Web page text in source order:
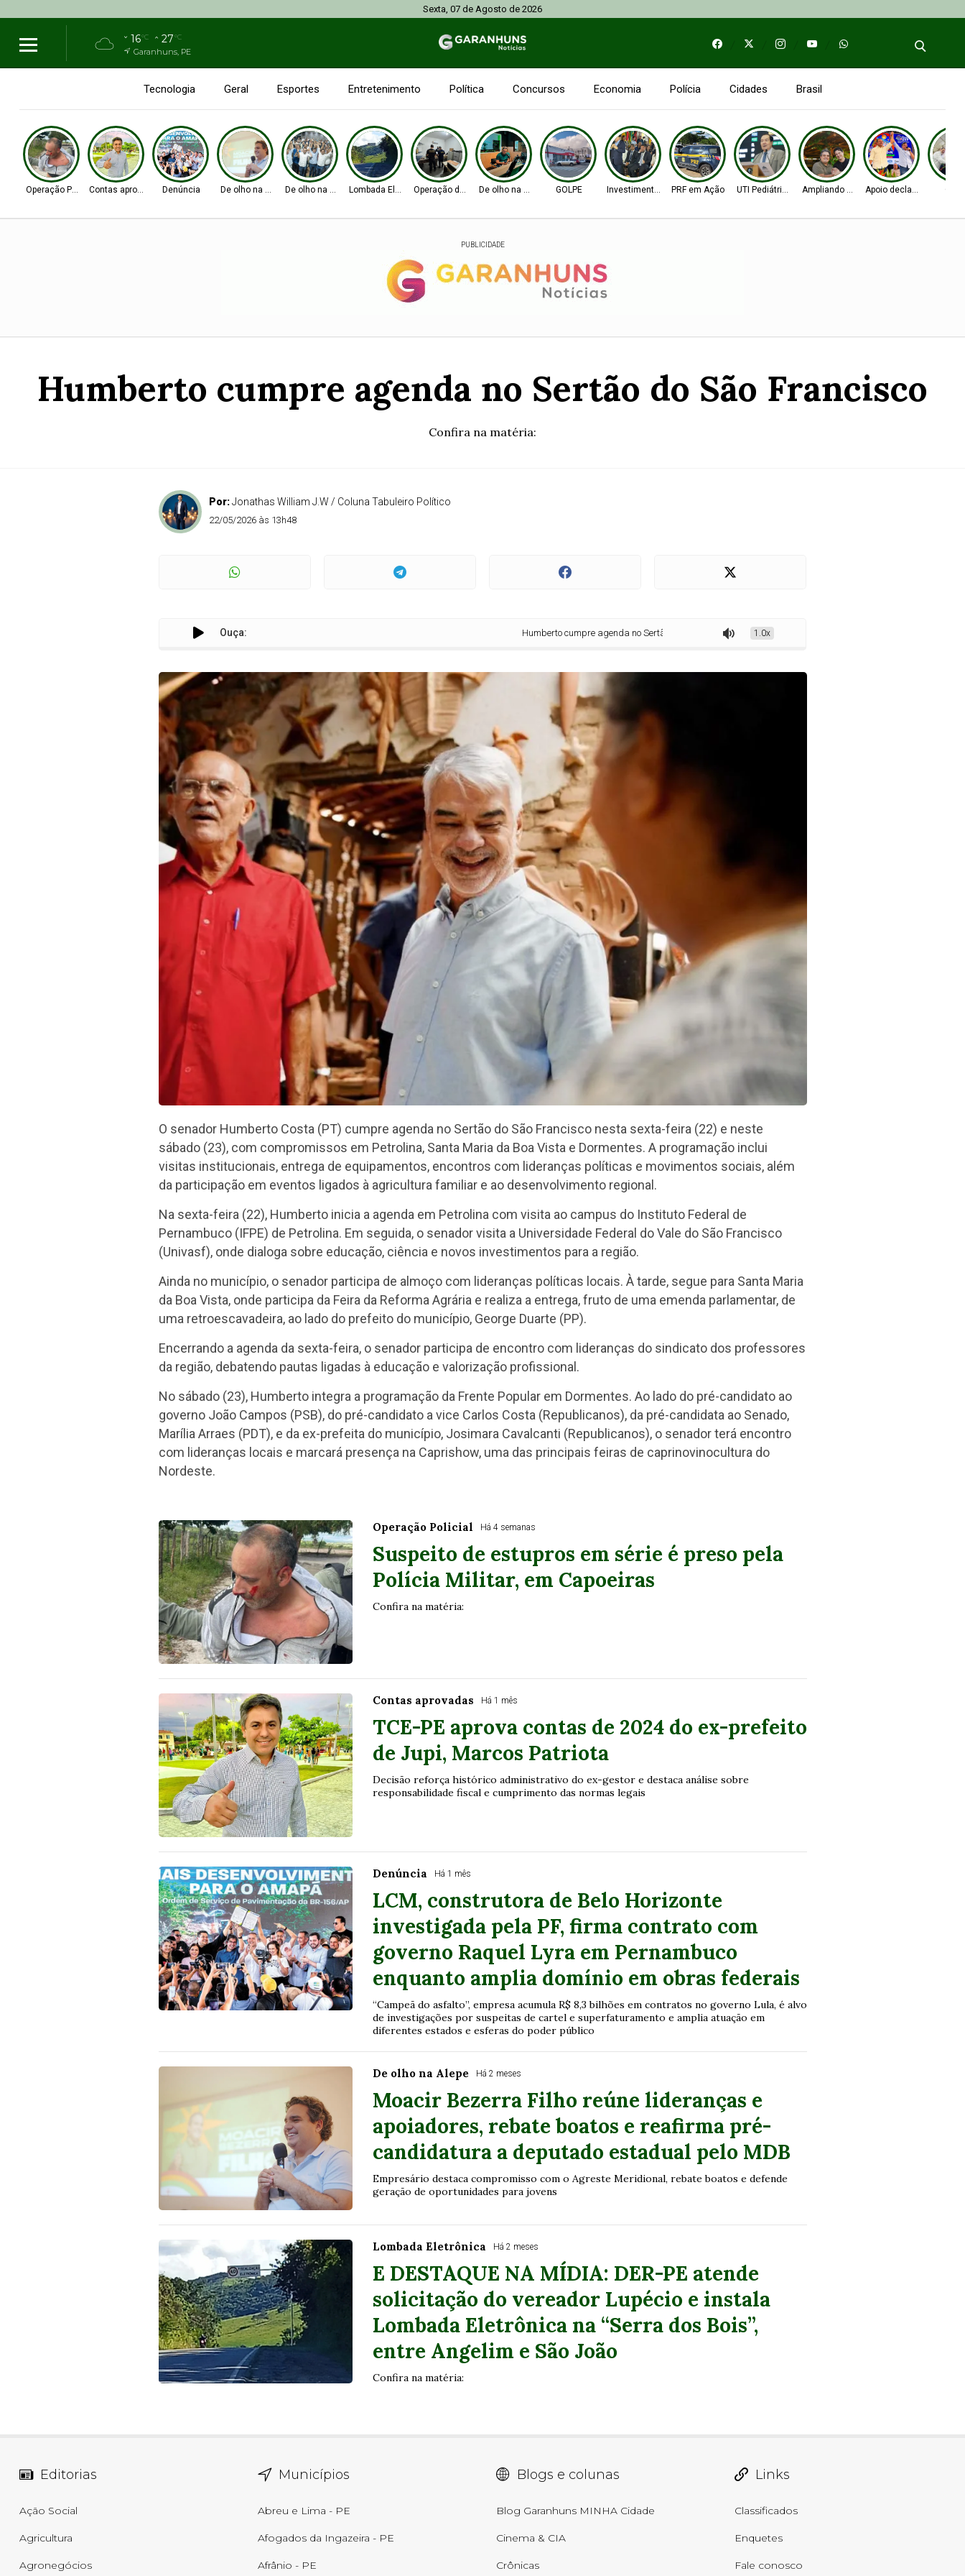
Sexta, 07 de Agosto de 2026
16°C 27°C
Garanhuns, PE
Tecnologia Geral Esportes Entretenimento Política Concursos Economia Polícia Cidades Brasil
Operação PolicialContas aprovadas Denúncia De olho na AlepeDe olho na SenadoLombada EletrônicaOperação da PF e CGUDe olho na Alepe GOLPE Investimentos PRF em Ação UTI Pediátrica Ampliando as basesApoio declarado
PUBLICIDADE
Humberto cumpre agenda no Sertão do São Francisco
Confira na matéria:
Por:Jonathas William J.W / Coluna Tabuleiro Político
22/05/2026 às 13h48
Ouça: Humberto cumpre agenda no Sertão do São Francisco 1.0x
O senador Humberto Costa (PT) cumpre agenda no Sertão do São Francisco nesta sexta-feira (22) e neste
sábado (23), com compromissos em Petrolina, Santa Maria da Boa Vista e Dormentes. A programação inclui
visitas institucionais, entrega de equipamentos, encontros com lideranças políticas e movimentos sociais, além
da participação em eventos ligados à agricultura familiar e ao desenvolvimento regional.
Na sexta-feira (22), Humberto inicia a agenda em Petrolina com visita ao campus do Instituto Federal de
Pernambuco (IFPE) de Petrolina. Em seguida, o senador visita a Universidade Federal do Vale do São Francisco
(Univasf), onde dialoga sobre educação, ciência e novos investimentos para a região.
Ainda no município, o senador participa de almoço com lideranças políticas locais. À tarde, segue para Santa Maria
da Boa Vista, onde participa da Feira da Reforma Agrária e realiza a entrega, fruto de uma emenda parlamentar, de
uma retroescavadeira, ao lado do prefeito do município, George Duarte (PP).
Encerrando a agenda da sexta-feira, o senador participa de encontro com lideranças do sindicato dos professores
da região, debatendo pautas ligadas à educação e valorização profissional.
No sábado (23), Humberto integra a programação da Frente Popular em Dormentes. Ao lado do pré-candidato ao
governo João Campos (PSB), do pré-candidato a vice Carlos Costa (Republicanos), da pré-candidata ao Senado,
Marília Arraes (PDT), e da ex-prefeita do município, Josimara Cavalcanti (Republicanos), o senador terá encontro
com lideranças locais e marcará presença na Caprishow, uma das principais feiras de caprinovinocultura do
Nordeste.
Operação Policial Há 4 semanas
Suspeito de estupros em série é preso pela
Polícia Militar, em Capoeiras
Confira na matéria:
Contas aprovadas Há 1 mês
TCE-PE aprova contas de 2024 do ex-prefeito
de Jupi, Marcos Patriota
Decisão reforça histórico administrativo do ex-gestor e destaca análise sobre
responsabilidade fiscal e cumprimento das normas legais
Denúncia Há 1 mês
LCM, construtora de Belo Horizonte
investigada pela PF, firma contrato com
governo Raquel Lyra em Pernambuco
enquanto amplia domínio em obras federais
“Campeã do asfalto”, empresa acumula R$ 8,3 bilhões em contratos no governo Lula, é alvo
de investigações por suspeitas de cartel e superfaturamento e amplia atuação em
diferentes estados e esferas do poder público
De olho na Alepe Há 2 meses
Moacir Bezerra Filho reúne lideranças e
apoiadores, rebate boatos e reafirma pré-
candidatura a deputado estadual pelo MDB
Empresário destaca compromisso com o Agreste Meridional, rebate boatos e defende
geração de oportunidades para jovens
Lombada Eletrônica Há 2 meses
E DESTAQUE NA MÍDIA: DER-PE atende
solicitação do vereador Lupécio e instala
Lombada Eletrônica na “Serra dos Bois”,
entre Angelim e São João
Confira na matéria:
Editorias
Ação Social
Agricultura
Agronegócios
Municípios
Abreu e Lima - PE
Afogados da Ingazeira - PE
Afrânio - PE
Blogs e colunas
Blog Garanhuns MINHA Cidade
Cinema & CIA
Crônicas
Links
Classificados
Enquetes
Fale conosco